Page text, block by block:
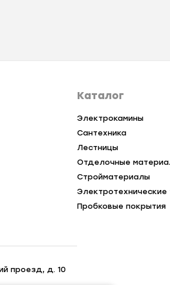
проезд, д. 10
Каталог
Электрокамины
Сантехника
Лестницы
Отделочные
Стройматериалы
Электротехнические
Пробковые покрытия